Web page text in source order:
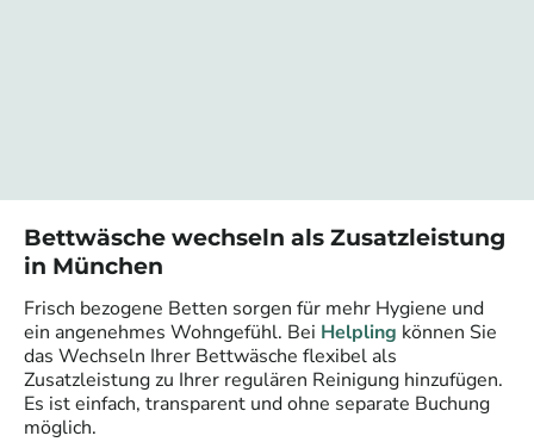
Bettwäsche wechseln als Zusatzleistung
in München
Frisch bezogene Betten sorgen für mehr Hygiene und
ein angenehmes Wohngefühl. Bei Helpling können Sie
das Wechseln Ihrer Bettwäsche flexibel als
Zusatzleistung zu Ihrer regulären Reinigung hinzufügen.
Es ist einfach, transparent und ohne separate Buchung
möglich.